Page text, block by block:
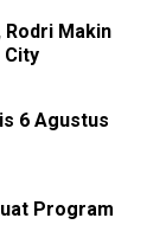
Makin
6 Agustus
Program